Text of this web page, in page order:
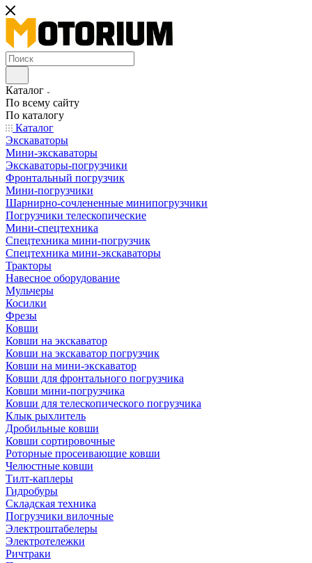
Каталог
По всему сайту
По каталогу
Каталог
Экскаваторы
Мини-экскаваторы
Экскаваторы-погрузчики
Фронтальный погрузчик
Мини-погрузчики
Шарнирно-сочлененные минипогрузчики
Погрузчики телескопические
Мини-спецтехника
Спецтехника мини-погрузчик
Спецтехника мини-экскаваторы
Тракторы
Навесное оборудование
Мульчеры
Косилки
Фрезы
Ковши
Ковши на экскаватор
Ковши на экскаватор погрузчик
Ковши на мини-экскаватор
Ковши для фронтального погрузчика
Ковши мини-погрузчика
Ковши для телескопического погрузчика
Клык рыхлитель
Дробильные ковши
Ковши сортировочные
Роторные просеивающие ковши
Челюстные ковши
Тилт-каплеры
Гидробуры
Складская техника
Погрузчики вилочные
Электроштабелеры
Электротележки
Ричтраки